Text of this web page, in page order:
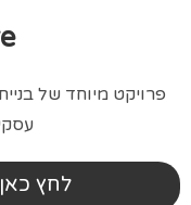
פרויקט מיוחד של
לחץ